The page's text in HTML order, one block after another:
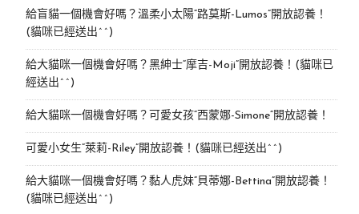
給盲貓一個機會好嗎？溫柔小太陽“路莫斯-Lumos”開放認養！
(貓咪已經送出^^)
給大貓咪一個機會好嗎？黑紳士“摩吉-Moji”開放認養！(貓咪已
經送出^^)
給大貓咪一個機會好嗎？可愛女孩“西蒙娜-Simone“開放認養！
可愛小女生“萊莉-Riley”開放認養！(貓咪已經送出^^)
給大貓咪一個機會好嗎？黏人虎妹“貝蒂娜-Bettina”開放認養！
(貓咪已經送出^^)